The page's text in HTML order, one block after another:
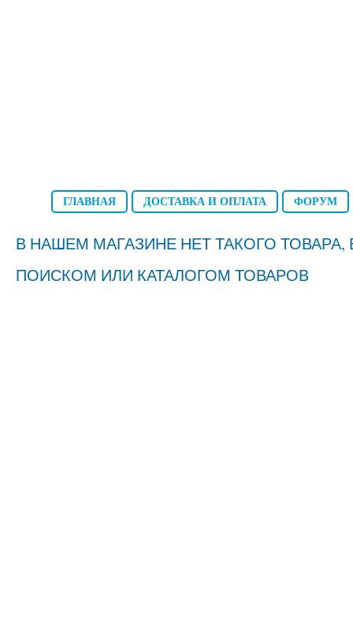
ГЛАВНАЯ ДОСТАВКА И ОПЛАТА ФОРУМ
В НАШЕМ МАГАЗИНЕ НЕТ ТАКОГО
ПОИСКОМ ИЛИ КАТАЛОГОМ ТОВАРОВ